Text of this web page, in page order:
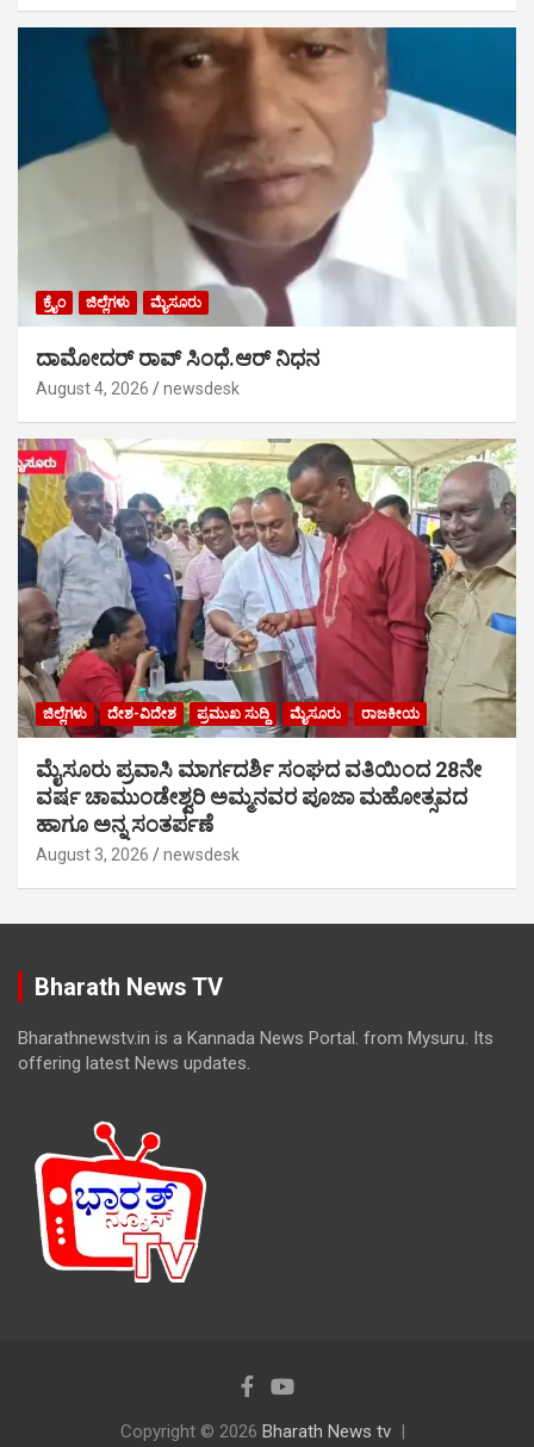
ಕ್ರೈಂ ಜಿಲ್ಲೆಗಳು ಮೈಸೂರು
ದಾಮೋದರ್ ರಾವ್ ಸಿಂಧೆ.ಆರ್ ನಿಧನ
August 4, 2026 newsdesk
ಜಿಲ್ಲೆಗಳು ದೇಶ-ವಿದೇಶ ಪ್ರಮುಖ ಸುದ್ದಿ ಮೈಸೂರು ರಾಜಕೀಯ
ಮೈಸೂರು ಪ್ರವಾಸಿ ಮಾರ್ಗದರ್ಶಿ ಸಂಘದ ವತಿಯಿಂದ 28ನೇ
ವರ್ಷ ಚಾಮುಂಡೇಶ್ವರಿ ಅಮ್ಮನವರ ಪೂಜಾ ಮಹೋತ್ಸವದ
ಹಾಗೂ ಅನ್ನ ಸಂತರ್ಪಣೆ
August 3, 2026 newsdesk
Bharath News TV
Bharathnewstv.in is a Kannada News Portal. from Mysuru. Its
offering latest News updates.
Copyright © 2026 Bharath News tv